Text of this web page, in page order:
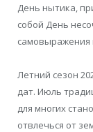
День нытика,
собой День
самовыражения
Летний сезон
дат. Июль
для многих
отвлечься от